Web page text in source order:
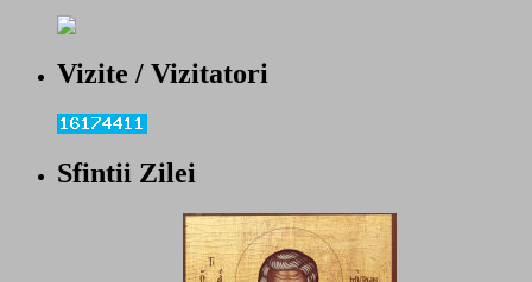
Vizite / Vizitatori
Sfintii Zilei